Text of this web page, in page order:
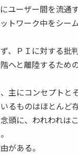
ユーザー間を流通
トワーク中をシー
ＰＩに対する批
へと離陸するため
主にコンセプトと
るものはほとんど
頭に、われわれは
がある。